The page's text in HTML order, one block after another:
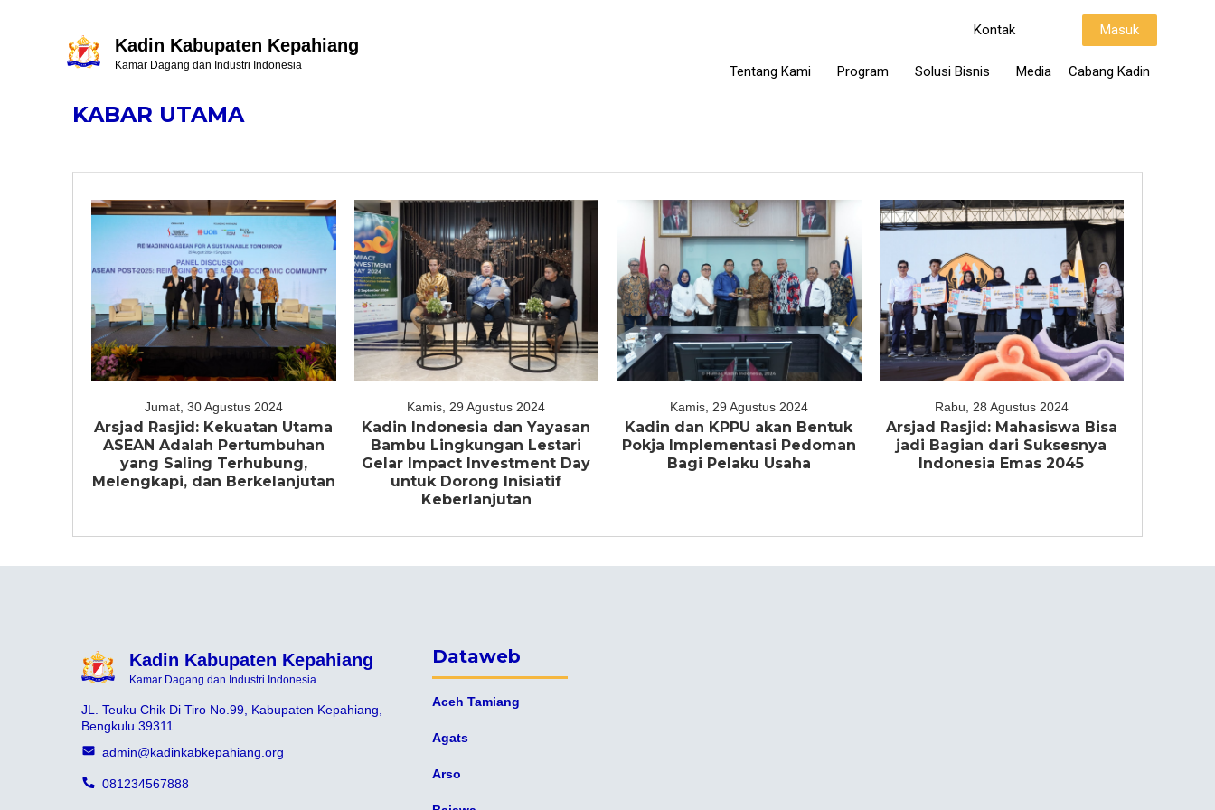
Kadin Kabupaten Kepahiang
Kamar Dagang dan Industri Indonesia
Kontak Masuk
Tentang Kami Program Solusi Bisnis Media Cabang Kadin
KABAR UTAMA
Jumat, 30 Agustus 2024
Arsjad Rasjid: Kekuatan Utama
ASEAN Adalah Pertumbuhan
yang Saling Terhubung,
Melengkapi, dan Berkelanjutan
Kamis, 29 Agustus 2024
Kadin Indonesia dan Yayasan
Bambu Lingkungan Lestari
Gelar Impact Investment Day
untuk Dorong Inisiatif
Keberlanjutan
Kamis, 29 Agustus 2024
Kadin dan KPPU akan Bentuk
Pokja Implementasi Pedoman
Bagi Pelaku Usaha
Rabu, 28 Agustus 2024
Arsjad Rasjid: Mahasiswa Bisa
jadi Bagian dari Suksesnya
Indonesia Emas 2045
Kadin Kabupaten Kepahiang
Kamar Dagang dan Industri Indonesia
JL. Teuku Chik Di Tiro No.99, Kabupaten Kepahiang,
Bengkulu 39311
admin@kadinkabkepahiang.org
081234567888
Dataweb
Aceh Tamiang
Agats
Arso